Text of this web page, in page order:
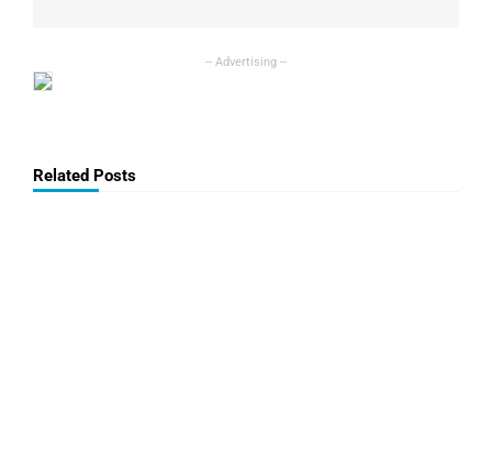
Related Posts